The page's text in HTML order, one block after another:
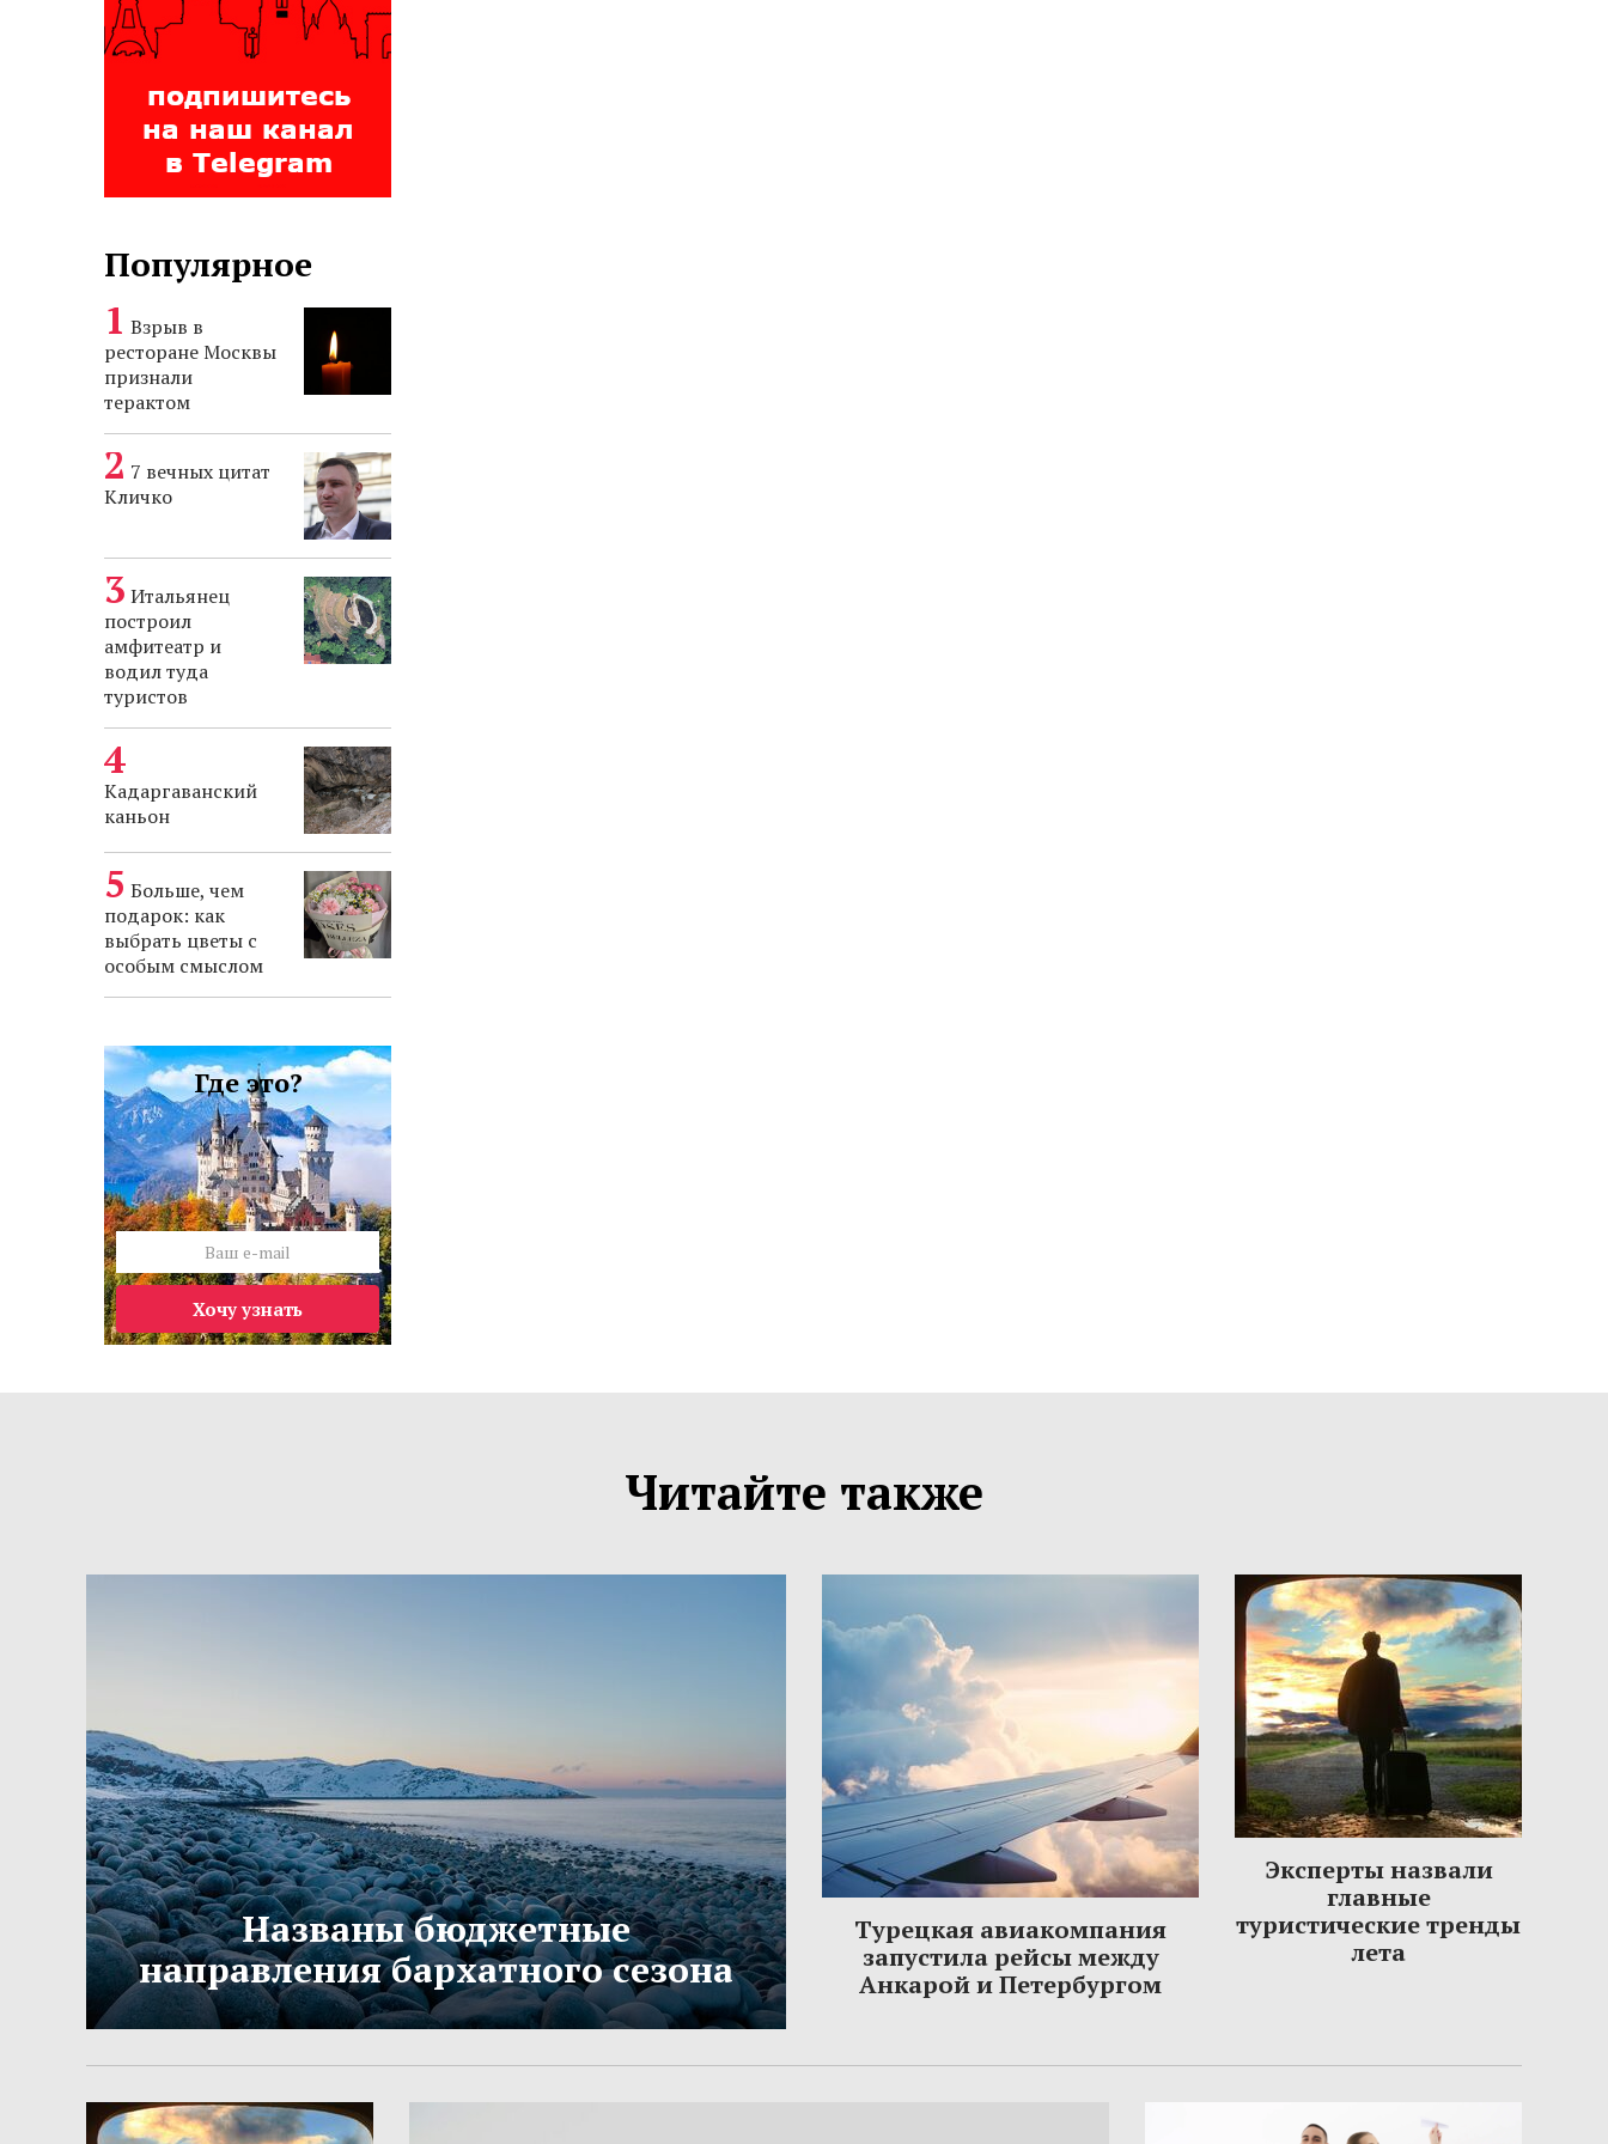
Популярное
Взрыв в
ресторане Москвы
признали
терактом
7 вечных цитат
Кличко
Итальянец
построил
амфитеатр и
водил туда
туристов
Кадаргаванский
каньон
Больше, чем
подарок: как
выбрать цветы с
особым смыслом
Где это?
Хочу узнать
Читайте также
Названы бюджетные
направления бархатного сезона
Турецкая авиакомпания
запустила рейсы между
Анкарой и Петербургом
Эксперты назвали
главные
туристические тренды
лета